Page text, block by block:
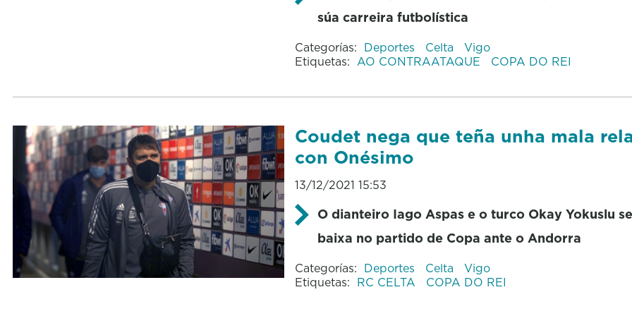
súa carreira futbolística
Categorías: Deportes Celta
Vigo
Etiquetas: AO CONTRAATAQUE COPA DO REI
Coudet nega que teña unha mala
con Onésimo
13/12/2021 15:53
O dianteiro Iago Aspas e o turco Okay Yokuslu
baixa no partido de Copa ante o Andorra
Categorías: Deportes Celta
Vigo
Etiquetas: RC CELTA COPA DO REI